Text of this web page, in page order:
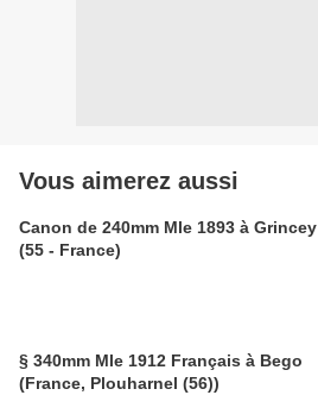
Vous aimerez aussi
Canon de 240mm Mle 1893 à Grincey
(55 - France)
§ 340mm Mle 1912 Français à Bego
(France, Plouharnel (56))